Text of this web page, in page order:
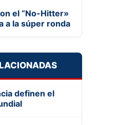
el “No-Hitter»
a la súper ronda
definen el